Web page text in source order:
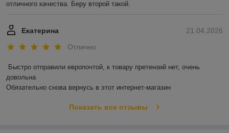
отличного качества. Беру второй такой.
21.04.2026
Екатерина
Отлично
Быстро отправили европочтой, к товару претензий нет, очень
довольна
Обязательно снова вернусь в этот интернет-магазин
Показать все отзывы